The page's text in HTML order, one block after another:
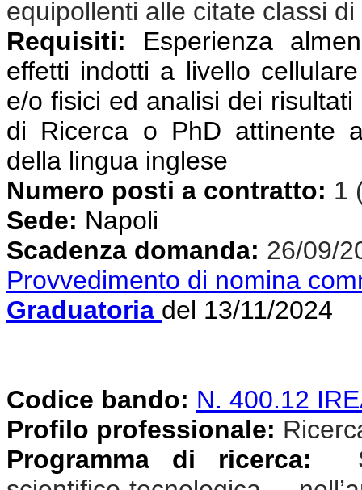
equipollenti alle citate classi
Requisiti: Esperienza
effetti indotti a livello
e/o fisici ed analisi dei
di Ricerca o PhD attinente
della lingua inglese
Numero posti a contratto: 1
Sede: Napoli
Scadenza domanda: 26/09/
Provvedimento di nomina
Graduatoria del 13/11/2024
Codice bando: N. 400.12
Profilo professionale:
Programma di ricerca: